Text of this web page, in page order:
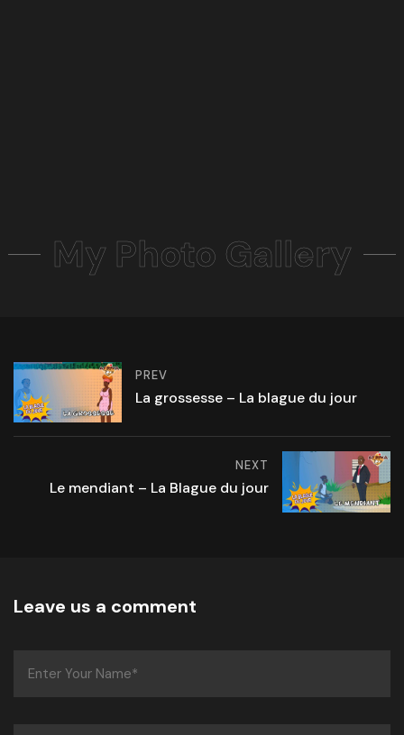
My Photo Gallery
PREV
La grossesse – La blague du jour
NEXT
Le mendiant – La Blague du jour
Leave us a comment